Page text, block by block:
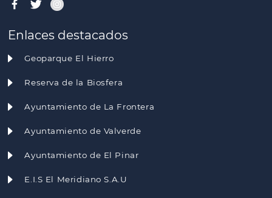
Enlaces destacados
Geoparque El Hierro
Reserva de la Biosfera
Ayuntamiento de La Frontera
Ayuntamiento de Valverde
Ayuntamiento de El Pinar
E.I.S El Meridiano S.A.U